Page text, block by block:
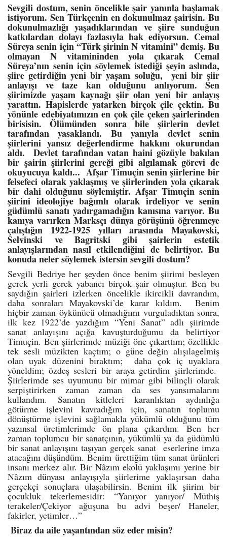
Sevgili dostum, senin öncelikle şair yanınla başlamak
istiyorum. Sen Türkçenin en dokunulmaz şairisin. Bu
dokunulmazlığı yaşadıklarından ve şiire sunduğun
katkılardan dolayı fazlasıyla hak ediyorsun. Cemal
Süreya senin için “Türk şirinin N vitamini” demiş. Bu
olmayan N vitamininden yola çıkarak Cemal
Süreya’nın senin için söylemek istediği şeyin aslında,
şiire getirdiğin yeni bir yaşam soluğu, yeni bir şiir
anlayışı ve taze kan olduğunu anlıyorum. Sen
şiirimizde yaşam kaynağı şiir olan yeni bir anlayış
yarattın. Hapislerde yatarken birçok çile çektin. Bu
yönünle edebiyatımızın en çok çile çeken şairlerinden
birisisin. Ölümünden sonra bile şiirlerin devlet
tarafından yasaklandı. Bu yanıyla devlet senin
şiirlerini yansız değerlendirme hakkını okurundan
aldı. Devlet tarafından vatan haini gözüyle bakılan
bir şairin şiirlerini gereği gibi algılamak görevi de
okuyucuya kaldı... Afşar Timuçin senin şiirlerine bir
felsefeci olarak yaklaşmış ve şiirlerinden yola çıkarak
bir dahi olduğunu söylemiştir. Afşar Timuçin senin
şiirini ideolojiye bağımlı olarak irdeliyor ve senin
güdümlü sanatı yadırgamadığın kanısına varıyor. Bu
kanıya varırken Marksçı dünya görüşünü öğrenmeye
çalıştığın 1922-1925 yılları arasında Mayakovski,
Selvinski ve Bagritski gibi şairlerin estetik
anlayışlarından nasıl etkilendiğini de belirtiyor. Bu
konuda neler söylemek istersin sevgili dostum?
Sevgili Bedriye her şeyden önce benim şiirimi besleyen
gerek yerli gerek yabancı birçok şair olmuştur. Ben bu
saydığın şairleri izlerken öncelikle ikircikli davrandım,
daha sonraları Mayakovski’de karar kıldım. Benim
hiçbir zaman öykünücü olmadığımı vurguladıktan sonra,
ilk kez 1922’de yazdığım “Yeni Sanat” adlı şiirimde
sanat anlayışını açığa kavuşturduğumu da belirtiyor
Timuçin. Ben şiirlerimde müziği öne çıkarttım; özellikle
tek sesli müzikten kaçtım; o güne değin alışılagelmiş
olan uyak düzenini bıraktım; daha çok iç uyaklara
yöneldim; özdeş sesleri bir araya getirdim şiirlerimde.
Şiirlerimde ses uyumunu bir mimar gibi bilinçli olarak
serpiştirirken zaman zaman da ses yansımalarını
kullandım. Sanatın kitleleri karanlıktan aydınlığa
götürme işlevini kavradığım için, sanatın toplumu
dönüştürme işlevini sağlamakla yükümlü olduğunu tüm
yazınsal üretimlerimde ön plana çıkardım. Ben her
zaman toplumcu bir sanatçının, yükümlü ya da güdümlü
bir sanat anlayışını taşıyan gerçek sanat eserlerine imza
atacağını düşündüm. Benim ürettiğim tüm sanat ürünleri
insanı merkez alır. Bir Nâzım ekolü yaklaşımı yerine bir
Nâzım dünyası anlayışıyla şiirlerime yaklaşırsan daha
gerçekçi sonuçlara ulaşabilirsin. Benim ilk şiirim bir
çocukluk tekerlemesidir: “Yanıyor yanıyor/ Müthiş
terakeler/Çekiyor ağuşuna bu advi beşer/ Haneler,
fakirler, yetimler…”
Biraz da aile yaşantından söz eder misin?